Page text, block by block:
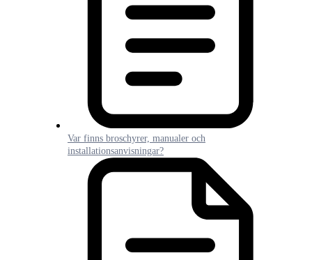
Var finns broschyrer, manualer och
installationsanvisningar?